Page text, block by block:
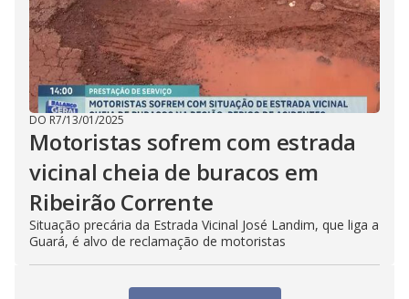
DO R7/13/01/2025
Motoristas sofrem com estrada
vicinal cheia de buracos em
Ribeirão Corrente
Situação precária da Estrada Vicinal José Landim, que liga a
Guará, é alvo de reclamação de motoristas